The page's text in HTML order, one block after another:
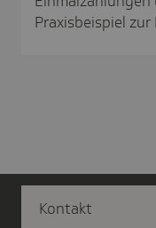
Praxisbeispiel
Kontakt